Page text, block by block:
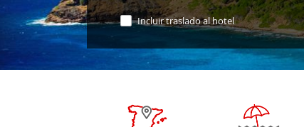
Incluir traslado al hotel